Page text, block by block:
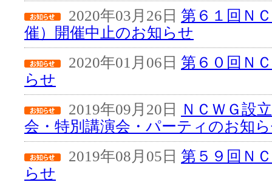
2020年03月26日 第６１回Ｎ
催）開催中止のお知らせ
2020年01月06日 第６０回Ｎ
らせ
2019年09月20日
ＮＣＷＧ設
会・特別講演会・パーティのお知
2019年08月05日 第５９回Ｎ
らせ